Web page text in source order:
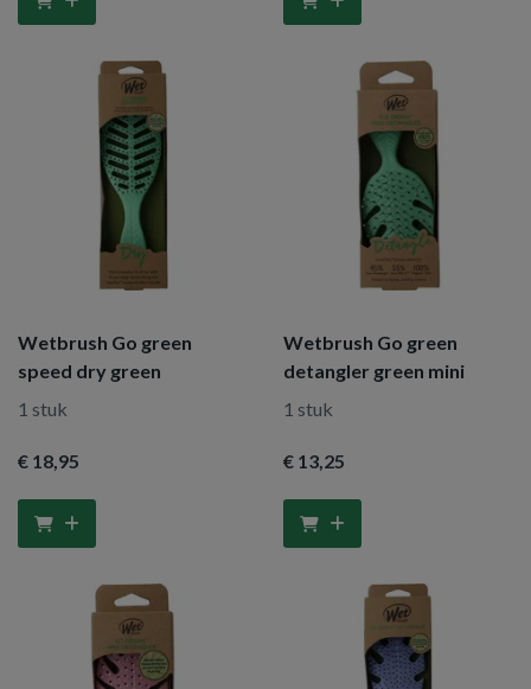
Wetbrush Go green
speed dry green
1 stuk
€ 18,95
Wetbrush Go green
detangler green mini
1 stuk
€ 13,25